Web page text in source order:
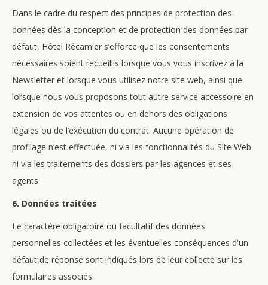
Dans le cadre du respect des principes de protection des
données dès la conception et de protection des données par
défaut, Hôtel Récamier s’efforce que les consentements
nécessaires soient recueillis lorsque vous vous inscrivez à la
Newsletter et lorsque vous utilisez notre site web, ainsi que
lorsque nous vous proposons tout autre service accessoire en
extension de vos attentes ou en dehors des obligations
légales ou de l’exécution du contrat. Aucune opération de
profilage n’est effectuée, ni via les fonctionnalités du Site Web
ni via les traitements des dossiers par les agences et ses
agents.
6. Données traitées
Le caractère obligatoire ou facultatif des données
personnelles collectées et les éventuelles conséquences d'un
défaut de réponse sont indiqués lors de leur collecte sur les
formulaires associés.